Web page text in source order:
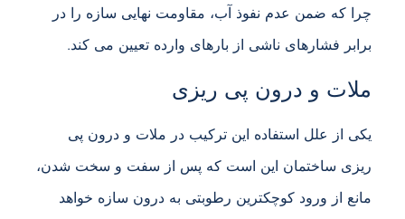
چرا که ضمن عدم نفوذ آب، مقاومت نهایی سازه را در
برابر فشارهای ناشی از بارهای وارده تعیین می کند.
ملات و درون پی ریزی
یکی از علل استفاده این ترکیب در ملات و درون پی
ریزی ساختمان این است که پس از سفت و سخت شدن،
مانع از ورود کوچکترین رطوبتی به درون سازه خواهد